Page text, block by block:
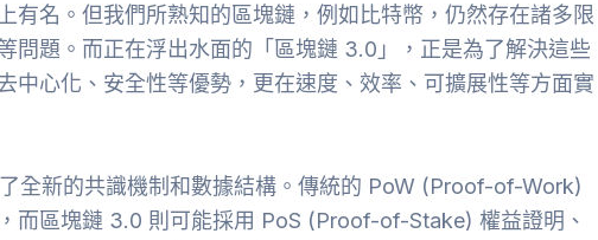
有名。但我們所熟知的區塊鏈，例如比特幣，仍然存在諸多限
問題。而正在浮出水面的「區塊鏈 3.0」，正是為了解決這些
中心化、安全性等優勢，更在速度、效率、可擴展性等方面實
全新的共識機制和數據結構。傳統的 PoW (Proof-of-Work)
而區塊鏈 3.0 則可能採用 PoS (Proof-of-Stake) 權益證明、